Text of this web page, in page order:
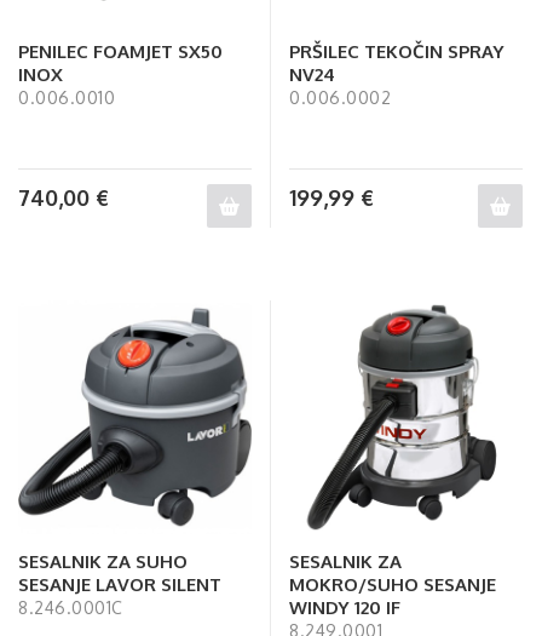
PENILEC FOAMJET SX50
INOX
0.006.0010
740,00 €
PRŠILEC TEKOČIN SPRAY
NV24
0.006.0002
199,99 €
SESALNIK ZA SUHO
SESANJE LAVOR SILENT
8.246.0001C
SESALNIK ZA
MOKRO/SUHO SESANJE
WINDY 120 IF
8.249.0001